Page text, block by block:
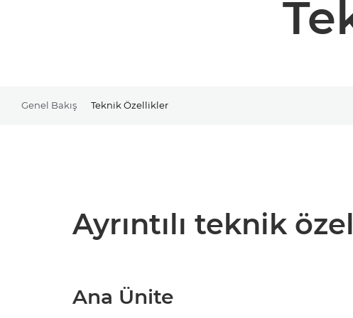
Genel Bakış Teknik Özellikler
Ayrıntılı teknik
Ana Ünite